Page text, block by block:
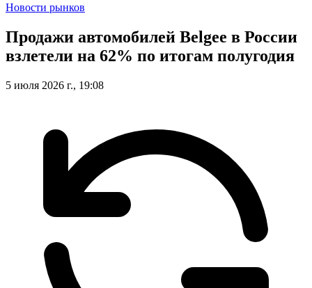
Новости рынков
Продажи автомобилей Belgee в России
взлетели на 62% по итогам полугодия
5 июля 2026 г., 19:08